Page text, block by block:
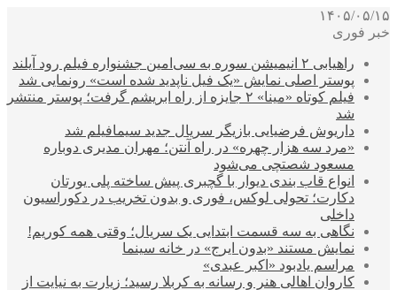
۱۴۰۵/۰۵/۱۵
خبر فوری
راهیابی ۲ انیمیشن سوره به سی‌امین جشنواره فیلم رود آیلند
پوستر اصلی نمایش «یک فیل ناپدید شده است» رونمایی شد
فیلم کوتاه «مینا» ۲ جایزه از راه ابریشم گرفت؛ پوستر منتشر
شد
داریوش فرضیایی بازیگر سریال جدید سیمافیلم شد
«مرد سه هزار چهره» در راه آنتن؛ مهران مدیری دوباره
مسعود شصتچی می‌شود
انواع قاب بندی دیوار با گچبری پیش ساخته پلی یورتان
دکارت؛ تحولی لوکس، فوری و بدون تخریب در دکوراسیون
داخلی
نگاهی به سه قسمت ابتدایی یک سریال؛ وقتی همه کوریم!
نمایش مستند «بدون ایرج» در خانه سینما
مراسم یادبود «اکبر عبدی»
کاروان اهالی هنر و رسانه به کربلا رسید؛ زیارت به نیایت از